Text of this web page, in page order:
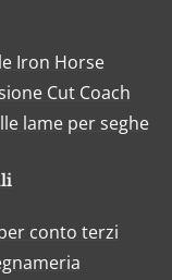
Iron Horse
Cut Coach
lame per seghe
conto terzi